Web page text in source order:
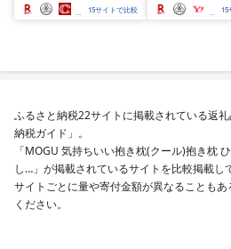
15サイトで比較 15
ふるさと納税22サイトに掲載されている返
納税ガイド」。
「MOGU 気持ちいい抱き枕(クール)抱き枕
し…」が掲載されているサイトを比較掲載し
サイトごとに量や寄付金額が異なることも
ください。